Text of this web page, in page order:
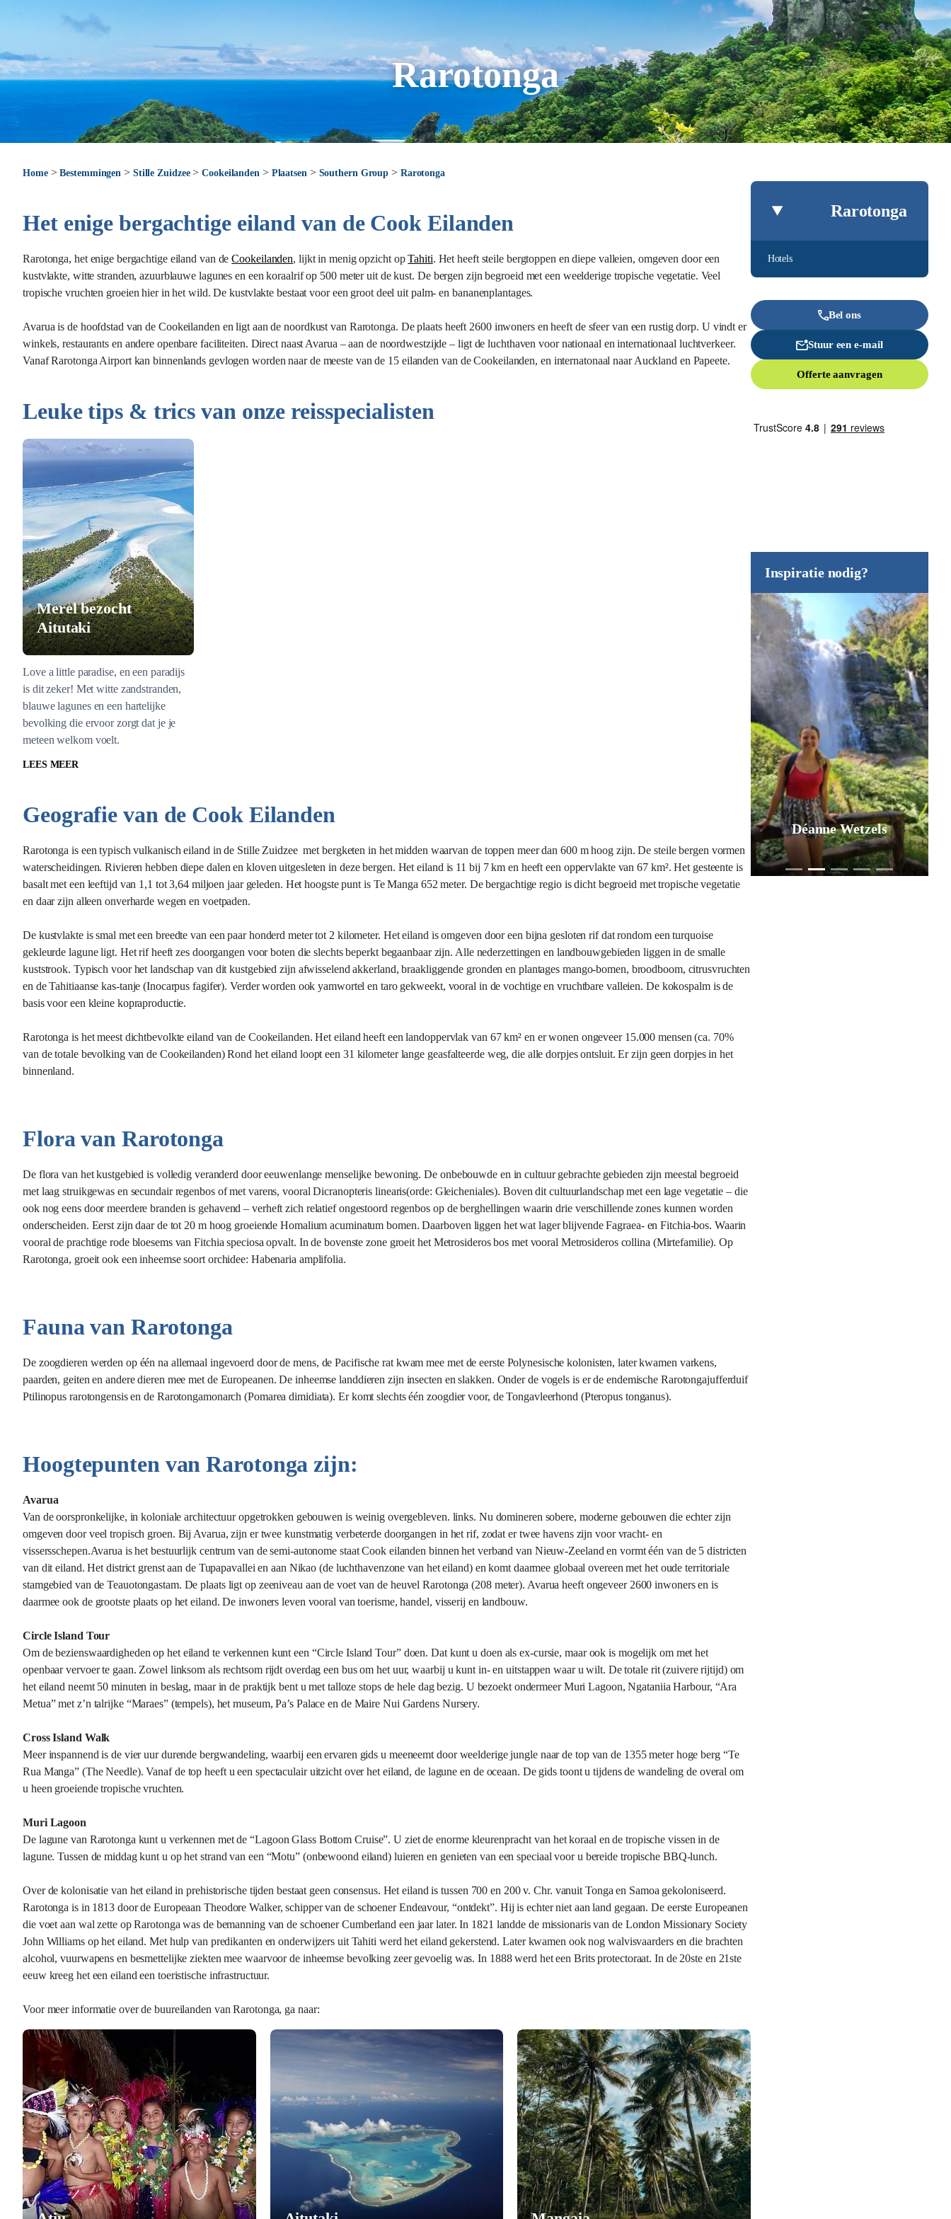
Rarotonga
Home>Bestemmingen > Stille Zuidzee>Cookeilanden > Plaatsen > Southern Group > Rarotonga
Rarotonga
Hotels
Bel ons
Stuur een e-mail
Offerte aanvragen
Inspiratie nodig?
Déanne Wetzels
Het enige bergachtige eiland van de Cook Eilanden
Rarotonga, het enige bergachtige eiland van deCookeilanden, lijkt in menig opzicht opTahiti. Het heeft steile bergtoppen en diepe valleien, omgeven door een
kustvlakte, witte stranden, azuurblauwe lagunes en een koraalrif op 500 meter uit de kust. De bergen zijn begroeid met een weelderige tropische vegetatie. Veel
tropische vruchten groeien hier in het wild. De kustvlakte bestaat voor een groot deel uit palm- en bananenplantages.
Avarua is de hoofdstad van de Cookeilanden en ligt aan de noordkust van Rarotonga. De plaats heeft 2600 inwoners en heeft de sfeer van een rustig dorp. U vindt er
winkels, restaurants en andere openbare faciliteiten. Direct naast Avarua – aan de noordwestzijde – ligt de luchthaven voor nationaal en internationaal luchtverkeer.
Vanaf Rarotonga Airport kan binnenlands gevlogen worden naar de meeste van de 15 eilanden van de Cookeilanden, en internatonaal naar Auckland en Papeete.
Leuke tips & trics van onze reisspecialisten
Merel bezocht
Aitutaki
Love a little paradise, en een paradijs
is dit zeker! Met witte zandstranden,
blauwe lagunes en een hartelijke
bevolking die ervoor zorgt dat je je
meteen welkom voelt.
LEES MEER
Geografie van de Cook Eilanden
Rarotonga is een typisch vulkanisch eiland in de Stille Zuidzee met bergketen in het midden waarvan de toppen meer dan 600 m hoog zijn. De steile bergen vormen
waterscheidingen. Rivieren hebben diepe dalen en kloven uitgesleten in deze bergen. Het eiland is 11 bij 7 km en heeft een oppervlakte van 67 km². Het gesteente is
basalt met een leeftijd van 1,1 tot 3,64 miljoen jaar geleden. Het hoogste punt is Te Manga 652 meter. De bergachtige regio is dicht begroeid met tropische vegetatie
en daar zijn alleen onverharde wegen en voetpaden.
De kustvlakte is smal met een breedte van een paar honderd meter tot 2 kilometer. Het eiland is omgeven door een bijna gesloten rif dat rondom een turquoise
gekleurde lagune ligt. Het rif heeft zes doorgangen voor boten die slechts beperkt begaanbaar zijn. Alle nederzettingen en landbouwgebieden liggen in de smalle
kuststrook. Typisch voor het landschap van dit kustgebied zijn afwisselend akkerland, braakliggende gronden en plantages mango-bomen, broodboom, citrusvruchten
en de Tahitiaanse kas-tanje (Inocarpus fagifer). Verder worden ook yamwortel en taro gekweekt, vooral in de vochtige en vruchtbare valleien. De kokospalm is de
basis voor een kleine kopraproductie.
Rarotonga is het meest dichtbevolkte eiland van de Cookeilanden. Het eiland heeft een landoppervlak van 67 km² en er wonen ongeveer 15.000 mensen (ca. 70%
van de totale bevolking van de Cookeilanden) Rond het eiland loopt een 31 kilometer lange geasfalteerde weg, die alle dorpjes ontsluit. Er zijn geen dorpjes in het
binnenland.
Flora van Rarotonga
De flora van het kustgebied is volledig veranderd door eeuwenlange menselijke bewoning. De onbebouwde en in cultuur gebrachte gebieden zijn meestal begroeid
met laag struikgewas en secundair regenbos of met varens, vooral Dicranopteris linearis(orde: Gleicheniales). Boven dit cultuurlandschap met een lage vegetatie – die
ook nog eens door meerdere branden is gehavend – verheft zich relatief ongestoord regenbos op de berghellingen waarin drie verschillende zones kunnen worden
onderscheiden. Eerst zijn daar de tot 20 m hoog groeiende Homalium acuminatum bomen. Daarboven liggen het wat lager blijvende Fagraea- en Fitchia-bos. Waarin
vooral de prachtige rode bloesems van Fitchia speciosa opvalt. In de bovenste zone groeit het Metrosideros bos met vooral Metrosideros collina (Mirtefamilie). Op
Rarotonga, groeit ook een inheemse soort orchidee: Habenaria amplifolia.
Fauna van Rarotonga
De zoogdieren werden op één na allemaal ingevoerd door de mens, de Pacifische rat kwam mee met de eerste Polynesische kolonisten, later kwamen varkens,
paarden, geiten en andere dieren mee met de Europeanen. De inheemse landdieren zijn insecten en slakken. Onder de vogels is er de endemische Rarotongajufferduif
Ptilinopus rarotongensis en de Rarotongamonarch (Pomarea dimidiata). Er komt slechts één zoogdier voor, de Tongavleerhond (Pteropus tonganus).
Hoogtepunten van Rarotonga zijn:
Avarua
Van de oorspronkelijke, in koloniale architectuur opgetrokken gebouwen is weinig overgebleven. links. Nu domineren sobere, moderne gebouwen die echter zijn
omgeven door veel tropisch groen. Bij Avarua, zijn er twee kunstmatig verbeterde doorgangen in het rif, zodat er twee havens zijn voor vracht- en
vissersschepen.Avarua is het bestuurlijk centrum van de semi-autonome staat Cook eilanden binnen het verband van Nieuw-Zeeland en vormt één van de 5 districten
van dit eiland. Het district grenst aan de Tupapavallei en aan Nikao (de luchthavenzone van het eiland) en komt daarmee globaal overeen met het oude territoriale
stamgebied van de Teauotongastam. De plaats ligt op zeeniveau aan de voet van de heuvel Rarotonga (208 meter). Avarua heeft ongeveer 2600 inwoners en is
daarmee ook de grootste plaats op het eiland. De inwoners leven vooral van toerisme, handel, visserij en landbouw.
Circle Island Tour
Om de bezienswaardigheden op het eiland te verkennen kunt een “Circle Island Tour” doen. Dat kunt u doen als ex-cursie, maar ook is mogelijk om met het
openbaar vervoer te gaan. Zowel linksom als rechtsom rijdt overdag een bus om het uur, waarbij u kunt in- en uitstappen waar u wilt. De totale rit (zuivere rijtijd) om
het eiland neemt 50 minuten in beslag, maar in de praktijk bent u met talloze stops de hele dag bezig. U bezoekt ondermeer Muri Lagoon, Ngataniia Harbour, “Ara
Metua” met z’n talrijke “Maraes” (tempels), het museum, Pa’s Palace en de Maire Nui Gardens Nursery.
Cross Island Walk
Meer inspannend is de vier uur durende bergwandeling, waarbij een ervaren gids u meeneemt door weelderige jungle naar de top van de 1355 meter hoge berg “Te
Rua Manga” (The Needle). Vanaf de top heeft u een spectaculair uitzicht over het eiland, de lagune en de oceaan. De gids toont u tijdens de wandeling de overal om
u heen groeiende tropische vruchten.
Muri Lagoon
De lagune van Rarotonga kunt u verkennen met de “Lagoon Glass Bottom Cruise”. U ziet de enorme kleurenpracht van het koraal en de tropische vissen in de
lagune. Tussen de middag kunt u op het strand van een “Motu” (onbewoond eiland) luieren en genieten van een speciaal voor u bereide tropische BBQ-lunch.
Over de kolonisatie van het eiland in prehistorische tijden bestaat geen consensus. Het eiland is tussen 700 en 200 v. Chr. vanuit Tonga en Samoa gekoloniseerd.
Rarotonga is in 1813 door de Europeaan Theodore Walker, schipper van de schoener Endeavour, “ontdekt”. Hij is echter niet aan land gegaan. De eerste Europeanen
die voet aan wal zette op Rarotonga was de bemanning van de schoener Cumberland een jaar later. In 1821 landde de missionaris van de London Missionary Society
John Williams op het eiland. Met hulp van predikanten en onderwijzers uit Tahiti werd het eiland gekerstend. Later kwamen ook nog walvisvaarders en die brachten
alcohol, vuurwapens en besmettelijke ziekten mee waarvoor de inheemse bevolking zeer gevoelig was. In 1888 werd het een Brits protectoraat. In de 20ste en 21ste
eeuw kreeg het een eiland een toeristische infrastructuur.
Voor meer informatie over de buureilanden van Rarotonga, ga naar: